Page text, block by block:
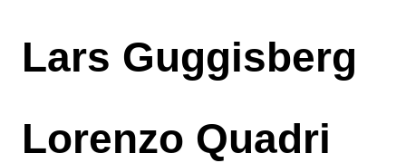
Lars Guggisberg
Lorenzo Quadri